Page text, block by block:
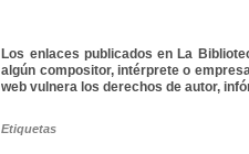
Los enlaces publicados en La
algún compositor, intérprete o
web vulnera los derechos de autor,
Etiquetas